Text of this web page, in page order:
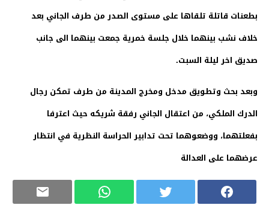
بطعنات قاتلة تلقاها على مستوى الصدر من طرف الجاني بعد
خلاف نشب بينهما خلال جلسة خمرية جمعت بينهما الى جانب
صديق اخر ليلة السبت.
وبعد بحث وتطويق مدخل ومخرج المدينة من طرف تمكن رجال
الدرك الملكي، من اعتقال الجاني رفقة شريكه حيث اعترفا
بفعلتهما، ووضعوهما تحت تدابير الحراسة النظرية في انتظار
عرضهما على العدالة